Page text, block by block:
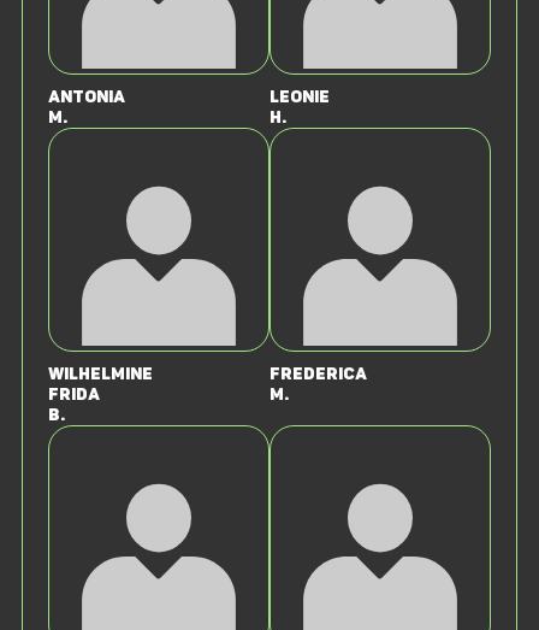
Antonia
M.
Leonie
H.
Wilhelmine
Frida
B.
Frederica
M.